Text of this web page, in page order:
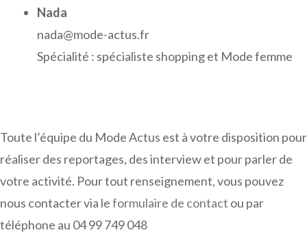
Nada
nada@mode-actus.fr
Spécialité : spécialiste shopping et Mode femme
Toute l’équipe du Mode Actus est à votre disposition pour
réaliser des reportages, des interview et pour parler de
votre activité. Pour tout renseignement, vous pouvez
nous contacter via leformulaire de contact ou par
téléphone au 04 99 749 048